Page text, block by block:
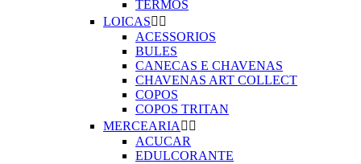
TERMOS
LOICAS 
ACESSORIOS
BULES
CANECAS E CHAVENAS
CHAVENAS ART COLLECT
COPOS
COPOS TRITAN
MERCEARIA  
ACUCAR
EDULCORANTE